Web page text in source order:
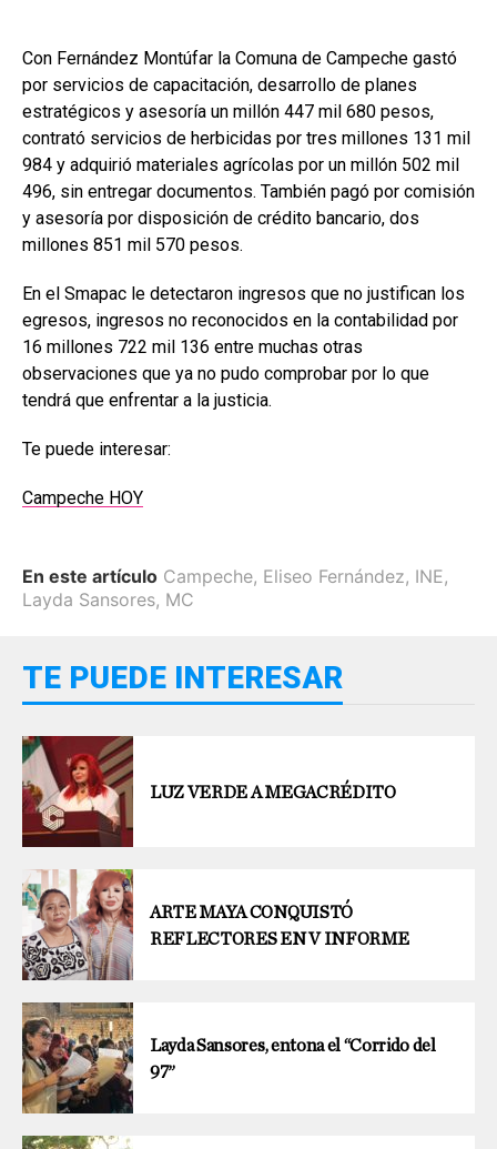
Con Fernández Montúfar la Comuna de Campeche gastó
por servicios de capacitación, desarrollo de planes
estratégicos y asesoría un millón 447 mil 680 pesos,
contrató servicios de herbicidas por tres millones 131 mil
984 y adquirió materiales agrícolas por un millón 502 mil
496, sin entregar documentos. También pagó por comisión
y asesoría por disposición de crédito bancario, dos
millones 851 mil 570 pesos.
En el Smapac le detectaron ingresos que no justifican los
egresos, ingresos no reconocidos en la contabilidad por
16 millones 722 mil 136 entre muchas otras
observaciones que ya no pudo comprobar por lo que
tendrá que enfrentar a la justicia.
Te puede interesar:
Campeche HOY
En este artículo Campeche, Eliseo Fernández, INE,
Layda Sansores, MC
TE PUEDE INTERESAR
LUZ VERDE A MEGACRÉDITO
ARTE MAYA CONQUISTÓ
REFLECTORES EN V INFORME
Layda Sansores, entona el “Corrido del
97”